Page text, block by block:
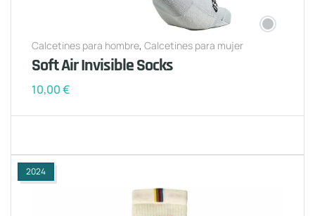
Calcetines para hombre, Calcetines para mujer
Soft Air Invisible Socks
10,00€
2024